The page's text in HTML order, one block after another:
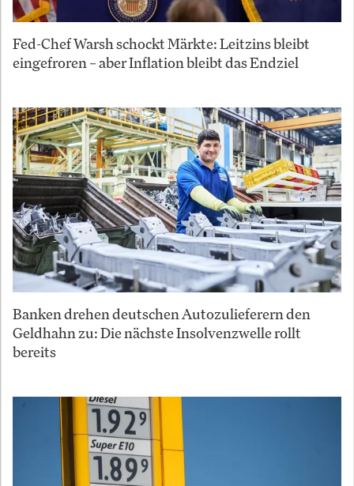
Fed-Chef Warsh schockt Märkte: Leitzins bleibt
eingefroren – aber Inflation bleibt das Endziel
Banken drehen deutschen Autozulieferern den
Geldhahn zu: Die nächste Insolvenzwelle rollt
bereits